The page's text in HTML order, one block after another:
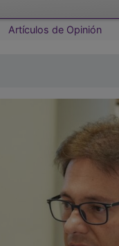
Artículos de Opinión